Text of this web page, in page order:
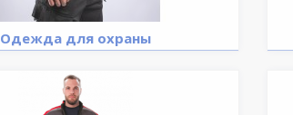
Одежда для охраны